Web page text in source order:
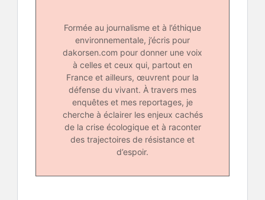
Formée au journalisme et à l’éthique
environnementale, j’écris pour
dakorsen.com pour donner une voix
à celles et ceux qui, partout en
France et ailleurs, œuvrent pour la
défense du vivant. À travers mes
enquêtes et mes reportages, je
cherche à éclairer les enjeux cachés
de la crise écologique et à raconter
des trajectoires de résistance et
d’espoir.